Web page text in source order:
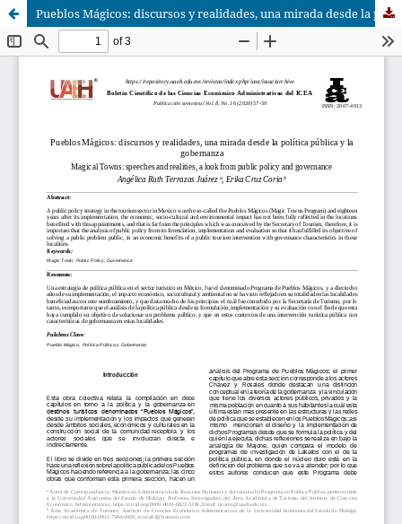
Pueblos Mágicos: discursos y realidades, una mirada desde la política pública y la gobernanza